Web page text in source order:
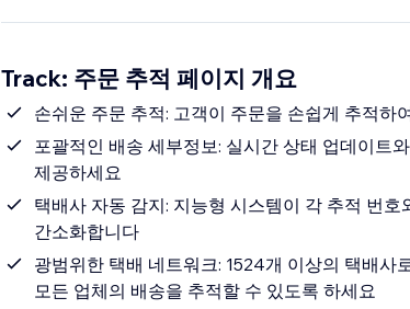
Track: 주문 추적 페이지 개요
손쉬운 주문 추적: 고객이 주문을 손쉽게 추적하
포괄적인 배송 세부정보: 실시간 상태 업데이트
제공하세요
택배사 자동 감지: 지능형 시스템이 각 추적 번
간소화합니다
광범위한 택배 네트워크: 1524개 이상의 택배사
모든 업체의 배송을 추적할 수 있도록 하세요